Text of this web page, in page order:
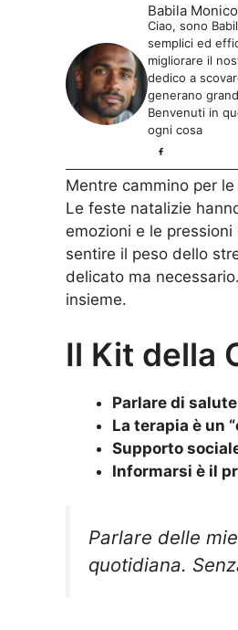
Babila Monico
Ciao, sono
semplici ed
migliorare il
dedico a
generano
Benvenuti in
ogni cosa
Mentre cammino per
Le feste natalizie
emozioni e le
sentire il peso dello
delicato ma
insieme.
Il Kit della
Parlare di
La terapia è un
Supporto
Informarsi è il
Parlare delle
quotidiana.